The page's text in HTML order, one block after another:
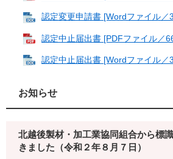
認定変更申請書 [Wordファイル／
認定中止届出書 [PDFファイル／
認定中止届出書 [Wordファイル／
お知らせ
北越後製材・加工業協同組合から標
きました（令和２年８月７日）